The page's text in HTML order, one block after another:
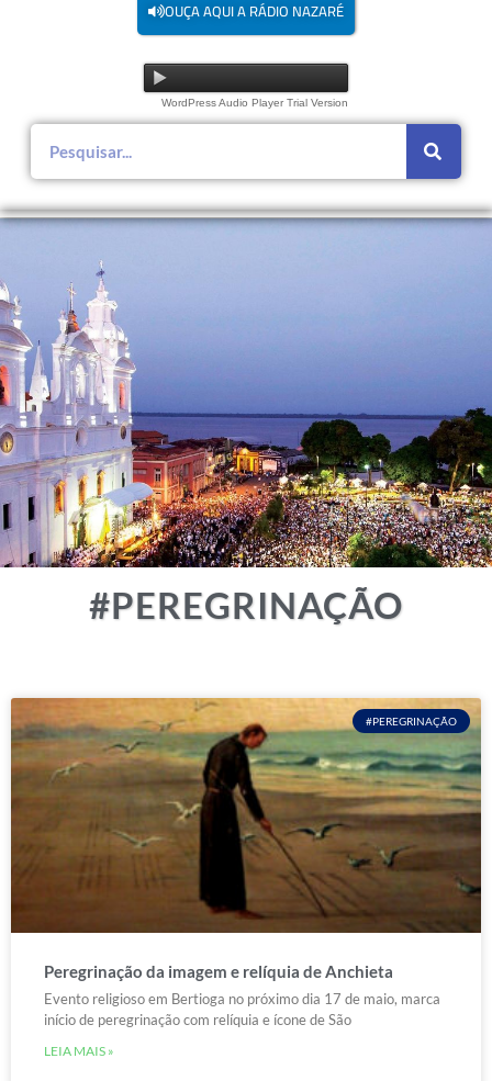
OUÇA AQUI A RÁDIO NAZARÉ
WordPress Audio Player Trial Version
#PEREGRINAÇÃO
#PEREGRINAÇÃO
Peregrinação da imagem e relíquia de Anchieta
Evento religioso em Bertioga no próximo dia 17 de maio, marca
início de peregrinação com relíquia e ícone de São
LEIA MAIS »